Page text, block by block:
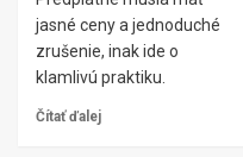
jasné ceny a jednoduché
zrušenie, inak ide o
klamlivú praktiku.
Čítať ďalej